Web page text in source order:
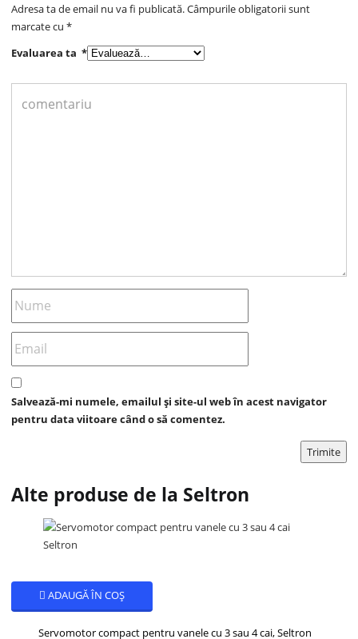
Adresa ta de email nu va fi publicată.Câmpurile obligatorii sunt
marcate cu*
Evaluarea ta*
Salvează-mi numele, emailul și site-ul web în acest navigator
pentru data viitoare când o să comentez.
Alte produse de la Seltron
ADAUGĂ ÎN COȘ
Servomotor compact pentru vanele cu 3 sau 4 cai, Seltron